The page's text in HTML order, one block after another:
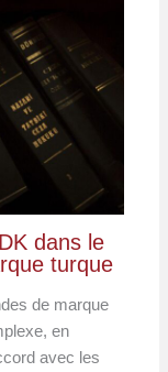
dans le
turque
de marque
en
avec les